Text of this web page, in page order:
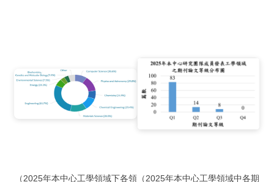
（2025年本中心工學領域下各領 （2025年本中心工學領域中各期